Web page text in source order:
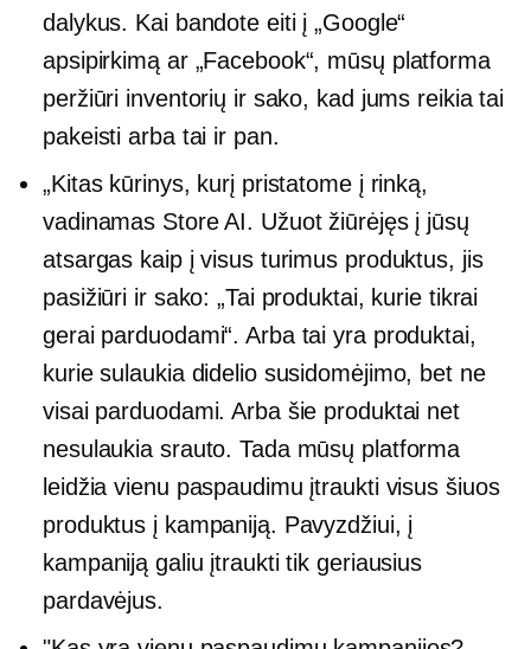
dalykus. Kai bandote eiti į „Google“
apsipirkimą ar „Facebook“, mūsų platforma
peržiūri inventorių ir sako, kad jums reikia tai
pakeisti arba tai ir pan.
„Kitas kūrinys, kurį pristatome į rinką,
vadinamas Store AI. Užuot žiūrėjęs į jūsų
atsargas kaip į visus turimus produktus, jis
pasižiūri ir sako: „Tai produktai, kurie tikrai
gerai parduodami“. Arba tai yra produktai,
kurie sulaukia didelio susidomėjimo, bet ne
visai parduodami. Arba šie produktai net
nesulaukia srauto. Tada mūsų platforma
leidžia vienu paspaudimu įtraukti visus šiuos
produktus į kampaniją. Pavyzdžiui, į
kampaniją galiu įtraukti tik geriausius
pardavėjus.